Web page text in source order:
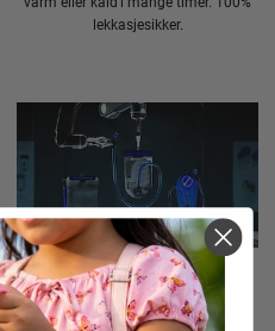
lekkasjesikker.
Nyheter
FUSION-SERIEN